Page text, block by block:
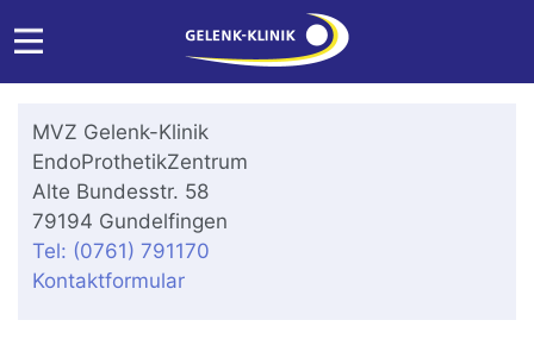
MVZ Gelenk-Klinik
EndoProthetikZentrum
Alte Bundesstr. 58
79194 Gundelfingen
Tel: (0761) 791170
Kontaktformular